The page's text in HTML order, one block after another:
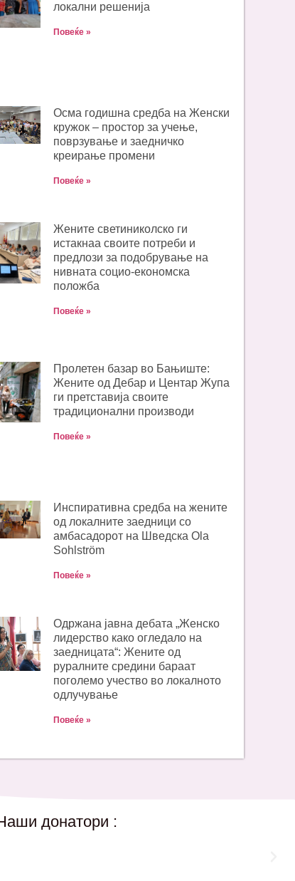
локални решенија
Повеќе »
Oсма годишна средба на Женски
кружок – простор за учење,
поврзување и заедничко
креирање промени
Повеќе »
Жените светиниколско ги
истакнаа своите потреби и
предлози за подобрување на
нивната социо-економска
положба
Повеќе »
Пролетен базар во Бањиште:
Жените од Дебар и Центар Жупа
ги претставија своите
традиционални производи
Повеќе »
Инспиративна средба на жените
од локалните заедници со
амбасадорот на Шведска Ola
Sohlström
Повеќе »
Одржана јавна дебата „Женско
лидерство како огледало на
заедницата“: Жените од
руралните средини бараат
поголемо учество во локалното
одлучување
Повеќе »
донатори :